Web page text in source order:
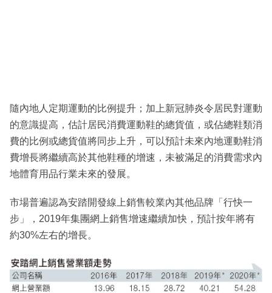
隨內地人定期運動的比例提升；加上新冠肺炎令居民對運動
的意識提高，估計居民消費運動鞋的總貨值，或佔總鞋類消
費的比例或總貨值將同步上升，可以預計未來內地運動鞋消
費增長將繼續高於其他鞋種的增速，未被滿足的消費需求內
地體育用品行業未來的發展。
市場普遍認為安踏開發線上銷售較業內其他品牌「行快一
步」，2019年集團網上銷售增速繼續加快，預計按年將有
約30%左右的增長。